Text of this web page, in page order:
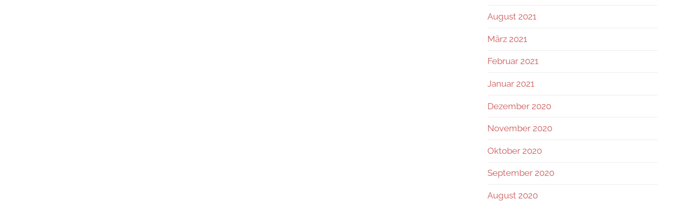
August 2021
März 2021
Februar 2021
Januar 2021
Dezember 2020
November 2020
Oktober 2020
September 2020
August 2020